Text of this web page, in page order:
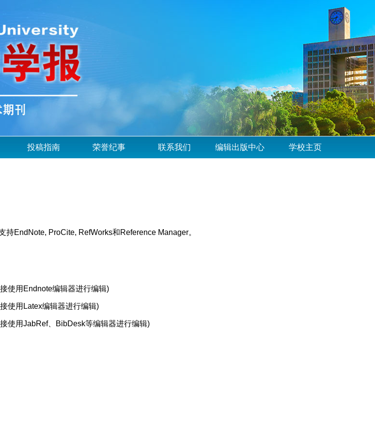
投稿指南 荣誉纪事 联系我们 编辑出版中心 学校主页
EndNote, ProCite, RefWorks和Reference Manager。
使用Endnote编辑器进行编辑)
使用Latex编辑器进行编辑)
使用JabRef、BibDesk等编辑器进行编辑)